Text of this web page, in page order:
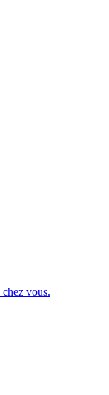
vous.